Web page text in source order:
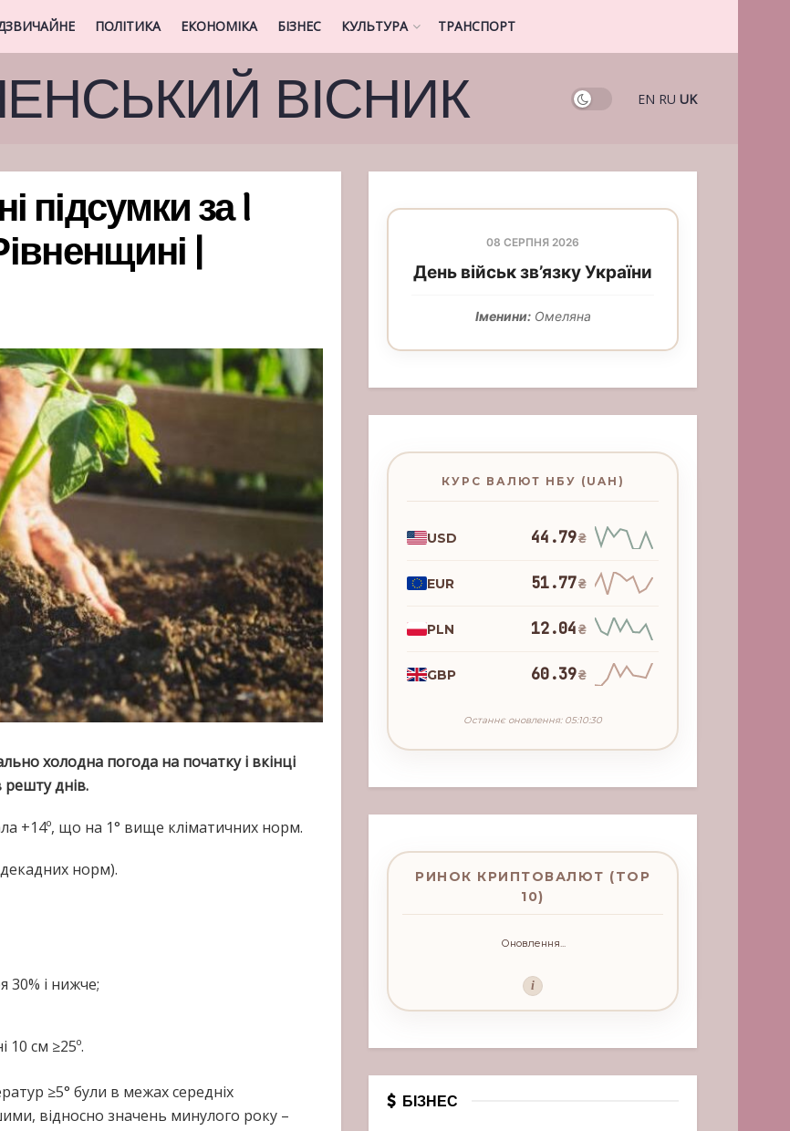
ПОЛІТИКА ЕКОНОМІКА БІЗНЕС КУЛЬТУРА ТРАНСПОРТ
ВІСНИК EN RU UK
підсумки за I
|
холодна погода на початку і вкінці
решту днів.
+14º, що на 1° вище кліматичних норм.
норм).
30% і нижче;
10 см ≥25º.
≥5° були в межах середніх
відносно значень минулого року –
08 СЕРПНЯ 2026
День військ зв’язку України
Іменини:Омеляна
КУРС ВАЛЮТ НБУ (UAH)
USD 44.79₴
EUR 51.77₴
PLN 12.04₴
GBP 60.39₴
Останнє оновлення: 05:10:30
РИНОК КРИПТОВАЛЮТ (TOP
10)
Оновлення...
i
БІЗНЕС